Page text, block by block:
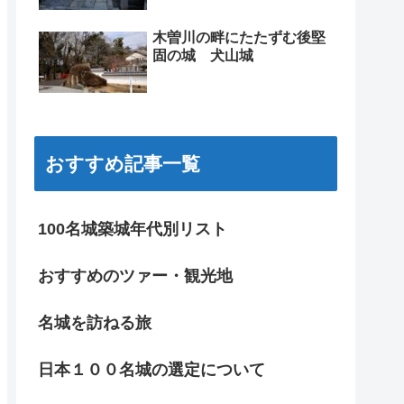
木曽川の畔にたたずむ後堅
固の城 犬山城
おすすめ記事一覧
100名城築城年代別リスト
おすすめのツァー・観光地
名城を訪ねる旅
日本１００名城の選定について